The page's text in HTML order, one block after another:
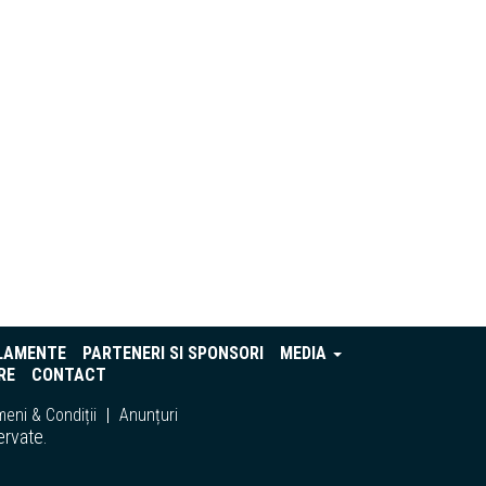
PARTENERI SI SPONSORI
MEDIA
CONTACT
& Condiții
Anunțuri